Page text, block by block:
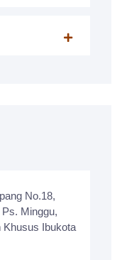
No.18,
Minggu,
Khusus Ibukota